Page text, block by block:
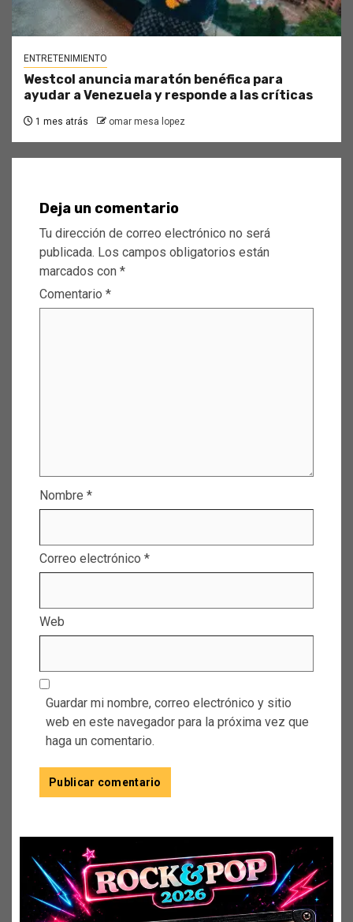
ENTRETENIMIENTO
Westcol anuncia maratón benéfica para
ayudar a Venezuela y responde a las críticas
1 mes atrás omar mesa lopez
Deja un comentario
Tu dirección de correo electrónico no será
publicada. Los campos obligatorios están
marcados con *
Comentario *
Nombre *
Correo electrónico *
Web
Guardar mi nombre, correo electrónico y sitio
web en este navegador para la próxima vez que
haga un comentario.